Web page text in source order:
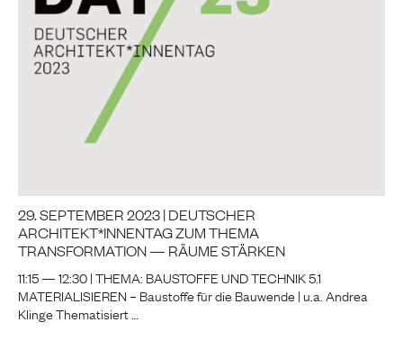
29. SEPTEMBER 2023 | DEUTSCHER
ARCHITEKT*INNENTAG ZUM THEMA
TRANSFORMATION — RÄUME STÄRKEN
11:15 — 12:30 | THEMA: BAUSTOFFE UND TECHNIK 5.1
MATERIALISIEREN – Baustoffe für die Bauwende | u.a. Andrea
Klinge Thematisiert …